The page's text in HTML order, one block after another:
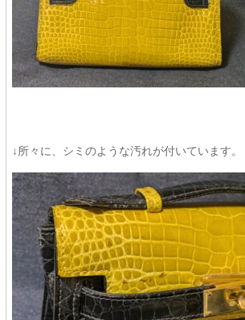
↓所々に、シミのような汚れが付いています。